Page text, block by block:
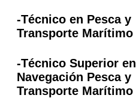
-Técnico en Pesca y
Transporte Marítimo
-Técnico Superior en
Navegación Pesca y
Transporte Marítimo